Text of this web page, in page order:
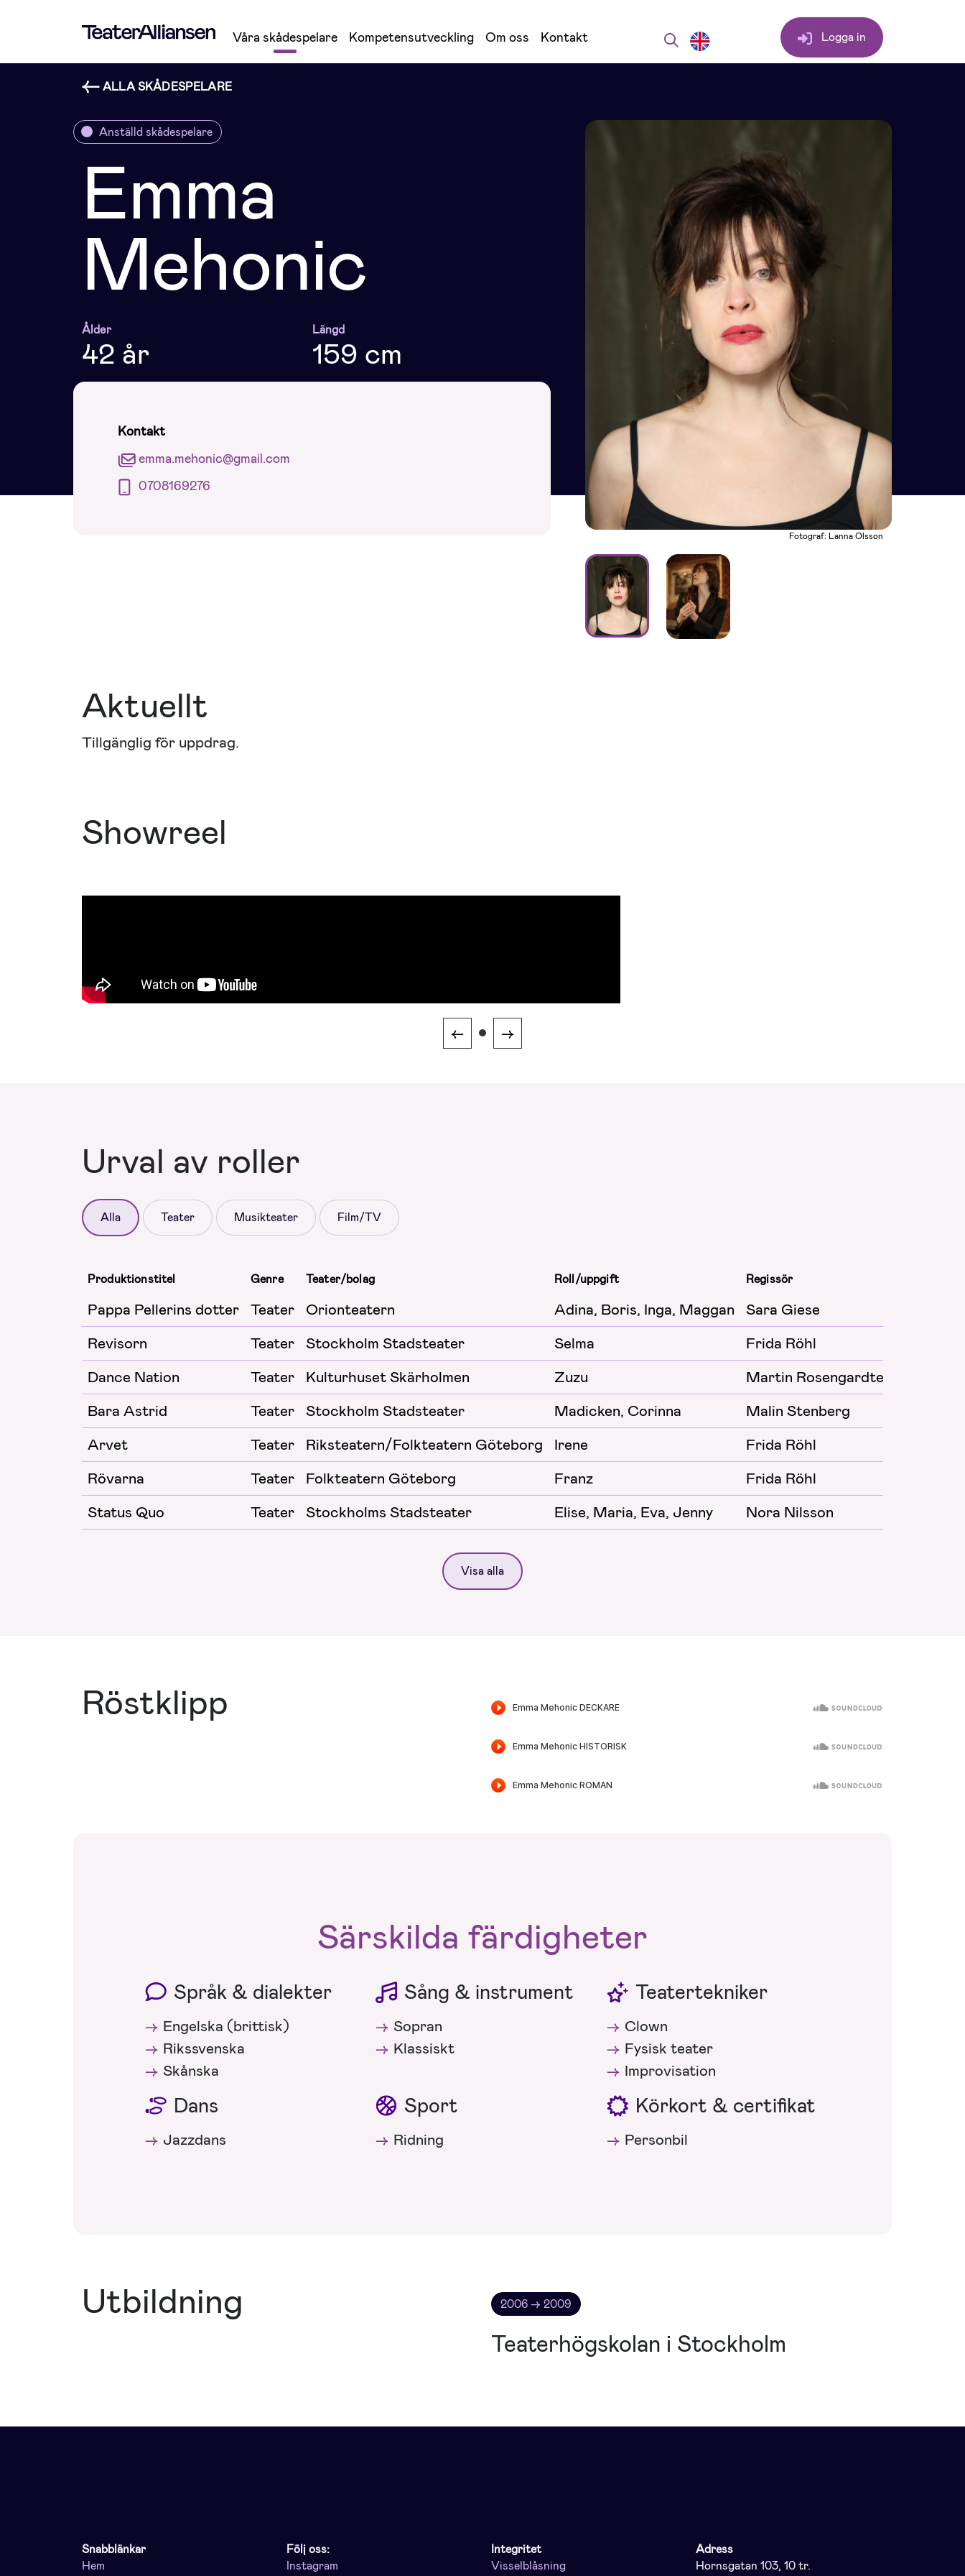
Våra skådespelare Kompetensutveckling Om oss Kontakt Logga in
ALLA SKÅDESPELARE
Anställd skådespelare
Emma
Mehonic
Ålder
42 år
Längd
159 cm
Kontakt
emma.mehonic@gmail.com
0708169276
Fotograf: Lanna Olsson
Aktuellt
Tillgänglig för uppdrag.
Showreel
← →
Urval av roller
Alla Teater Musikteater Film/TV
Produktionstitel Genre Teater/bolag Roll/uppgift Regissör
Pappa Pellerins dotter Teater Orionteatern Adina, Boris, Inga, Maggan Sara Giese
Revisorn
Teater Stockholm Stadsteater Selma Frida Röhl
Dance Nation
Teater Kulturhuset Skärholmen Zuzu Martin Rosengardten
Bara Astrid
Teater Stockholm Stadsteater Madicken, Corinna Malin Stenberg
Arvet
Teater Riksteatern/Folkteatern Göteborg Irene Frida Röhl
Rövarna
Teater Folkteatern Göteborg Franz Frida Röhl
Status Quo
Teater Stockholms Stadsteater Elise, Maria, Eva, Jenny Nora Nilsson
Visa alla
Röstklipp
Särskilda färdigheter
Språk & dialekter
Engelska (brittisk)
Rikssvenska
Skånska
Sång & instrument
Sopran
Klassiskt
Teatertekniker
Clown
Fysisk teater
Improvisation
Dans
Jazzdans
Sport
Ridning
Körkort & certifikat
Personbil
Utbildning 2006 → 2009
Teaterhögskolan i Stockholm
Snabblänkar
Hem
Följ oss:
Instagram
Integritet
Visselblåsning
Adress
Hornsgatan 103, 10 tr.